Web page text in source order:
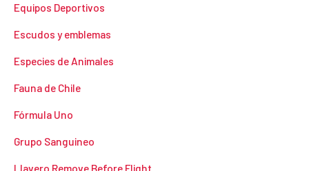
Equipos Deportivos
Escudos y emblemas
Especies de Animales
Fauna de Chile
Fórmula Uno
Grupo Sanguineo
Llavero Remove Before Flight